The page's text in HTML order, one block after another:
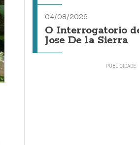
04/08/2026
O Interrogatorio
Jose De la Sierra